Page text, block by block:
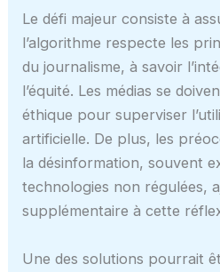
Le défi majeur consiste à
l’algorithme respecte les
du journalisme, à savoir
l’équité. Les médias se
éthique pour superviser
artificielle. De plus, les
la désinformation, souvent
technologies non régulées,
supplémentaire à cette
Une des solutions pourrait